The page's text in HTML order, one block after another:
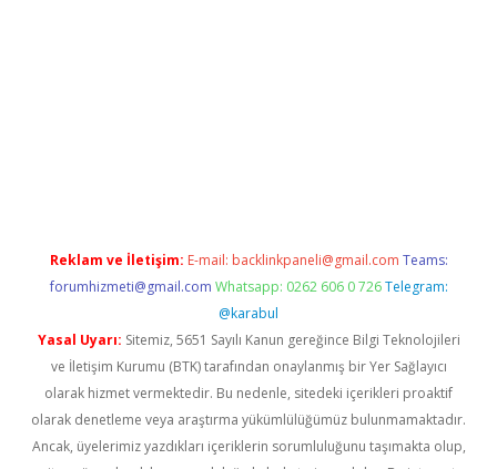
Reklam ve İletişim: E-mail: backlinkpaneli@gmail.com Teams:
forumhizmeti@gmail.com Whatsapp: 0262 606 0 726 Telegram:
@karabul
Yasal Uyarı: Sitemiz, 5651 Sayılı Kanun gereğince Bilgi Teknolojileri
ve İletişim Kurumu (BTK) tarafından onaylanmış bir Yer Sağlayıcı
olarak hizmet vermektedir. Bu nedenle, sitedeki içerikleri proaktif
olarak denetleme veya araştırma yükümlülüğümüz bulunmamaktadır.
Ancak, üyelerimiz yazdıkları içeriklerin sorumluluğunu taşımakta olup,